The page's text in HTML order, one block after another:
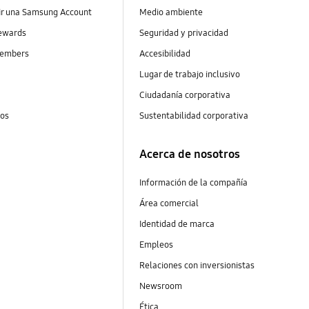
una Samsung Account
Medio ambiente
Seguridad y privacidad
Accesibilidad
Lugar de trabajo inclusivo
Ciudadanía corporativa
Sustentabilidad corporativa
Acerca de nosotros
Información de la compañía
Área comercial
Identidad de marca
Empleos
Relaciones con inversionistas
Newsroom